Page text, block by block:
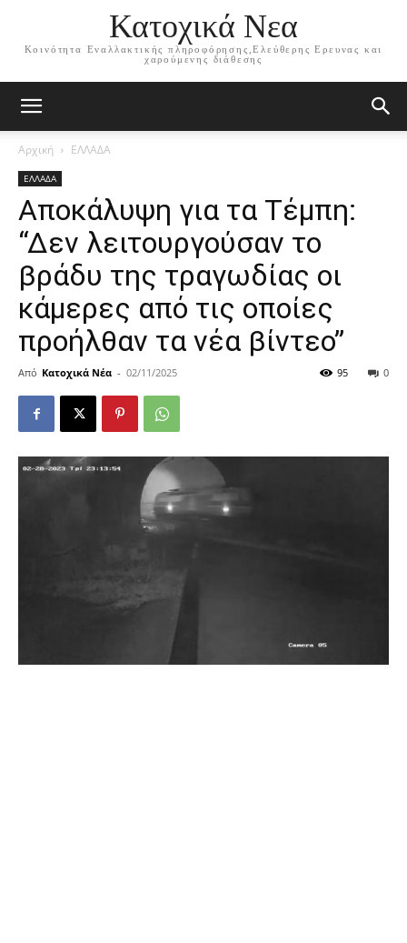
Κατοχικά Νεα
Κοινότητα Εναλλακτικής πληροφόρησης,Ελεύθερης Ερευνας και
χαρούμενης διάθεσης
Αρχική ΕΛΛΑΔΑ
ΕΛΛΑΔΑ
Αποκάλυψη για τα Τέμπη:
“Δεν λειτουργούσαν το
βράδυ της τραγωδίας οι
κάμερες από τις οποίες
προήλθαν τα νέα βίντεο”
Από Κατοχικά Νέα - 02/11/2025 0
95